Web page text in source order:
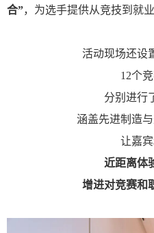
合”，为选手提供从竞技到就
活动现场还设
12个
分别进行
涵盖先进制造与
让嘉
近距离体
增进对竞赛和